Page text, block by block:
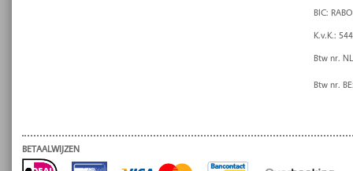
BIC:
K.v.K.:
Btw nr.
Btw nr.
BETAALWIJZEN